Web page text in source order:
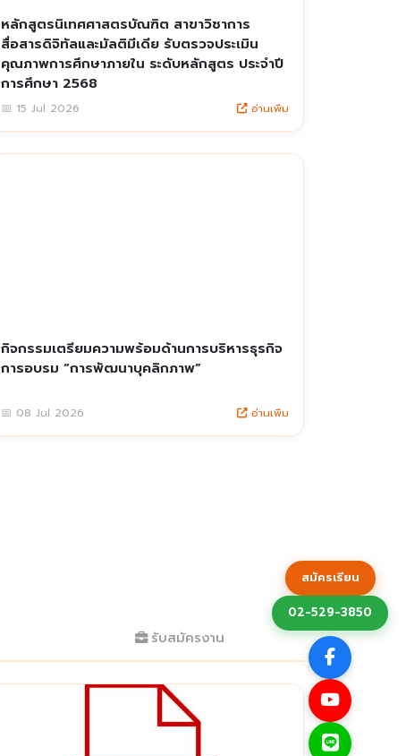
หลักสูตรนิเทศศาสตรบัณฑิต สาขาวิชาการ
สื่อสารดิจิทัลและมัลติมีเดีย รับตรวจประเมิน
คุณภาพการศึกษาภายใน ระดับหลักสูตร ประจำปี
การศึกษา 2568
📅 15 Jul 2026 อ่านเพิ่ม
กิจกรรมเตรียมความพร้อมด้านการบริหารธุรกิจ
การอบรม “การพัฒนาบุคลิกภาพ”
📅 08 Jul 2026 อ่านเพิ่ม
รับสมัครงาน
สมัครเรียน
02-529-3850